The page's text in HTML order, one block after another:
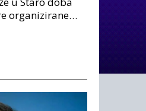
organizirane